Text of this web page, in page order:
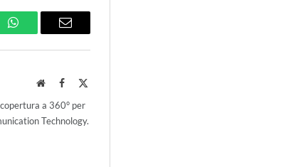
WhatsAppEmail
WebsiteFacebook
a 360° per
Technology.